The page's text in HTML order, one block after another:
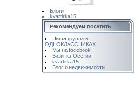
Блоги
kvartirka15
Рекомендуем посетить
Наша группа в
ОДНОКЛАССНИКАХ
Мы на facebook
Визитка Осетии
kvartirka15
Блог о недвижимости